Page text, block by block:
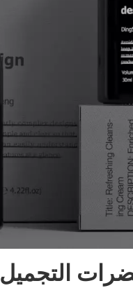
التجميل